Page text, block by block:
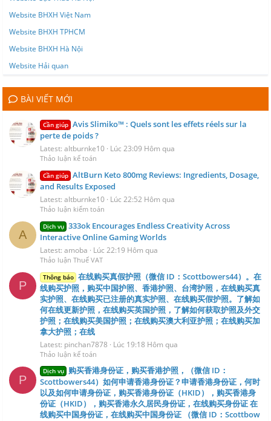
Website BHXH Việt Nam
Website BHXH TPHCM
Website BHXH Hà Nội
Website Hải quan
BÀI VIẾT MỚI
Cần giúp Avis Slimiko™ : Quels sont les effets réels sur la
perte de poids ?
Latest: altburnke10 Lúc 23:09 Hôm qua
Thảo luận kế toán
Cần giúp AltBurn Keto 800mg Reviews: Ingredients, Dosage,
and Results Exposed
Latest: altburnke10 Lúc 22:52 Hôm qua
Thảo luận kiểm toán
A
Dịch vụ 333ok Encourages Endless Creativity Across
Interactive Online Gaming Worlds
Latest: amoba Lúc 22:19 Hôm qua
Thảo luận Thuế VAT
P
Thông báo 在线购买真假护照（微信 ID：Scottbowers44）。在
线购买护照，购买中国护照、香港护照、台湾护照，在线购买真
实护照、在线购买已注册的真实护照、在线购买假护照。了解如
何在线更新护照，在线购买英国护照，了解如何获取护照及外交
护照；在线购买美国护照；在线购买澳大利亚护照；在线购买加
拿大护照；在线
Latest: pinchan7878 Lúc 19:18 Hôm qua
Thảo luận kế toán
P
Dịch vụ 购买香港身份证，购买香港护照，（微信 ID：
Scottbowers44）如何申请香港身份证？申请香港身份证，何时
以及如何申请身份证，购买香港身份证（HKID），购买香港身
份证（HKID），购买香港永久居民身份证，在线购买身份证 在
线购买中国身份证，在线购买中国身份证 （微信 ID：Scottbow